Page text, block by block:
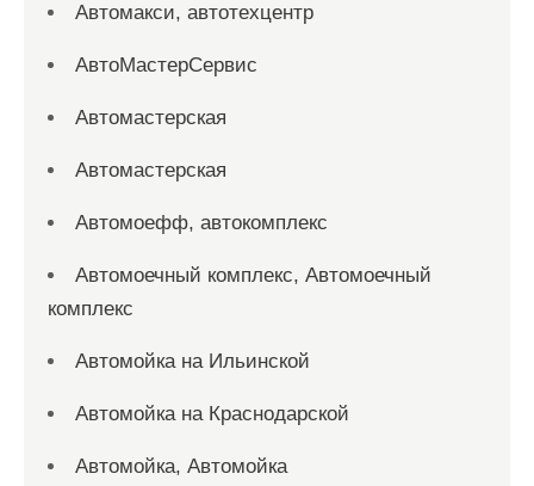
Автомакси, автотехцентр
АвтоМастерСервис
Автомастерская
Автомастерская
Автомоефф, автокомплекс
Автомоечный комплекс, Автомоечный
комплекс
Автомойка на Ильинской
Автомойка на Краснодарской
Автомойка, Автомойка